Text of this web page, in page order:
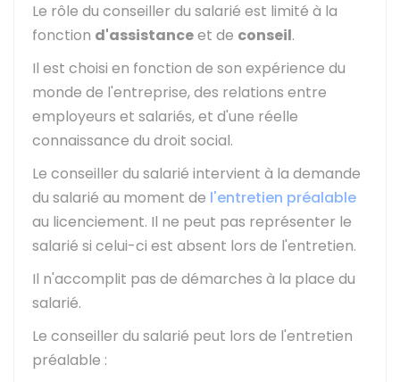
Le rôle du conseiller du salarié est limité à la
fonction d'assistanceet de conseil.
Il est choisi en fonction de son expérience du
monde de l'entreprise, des relations entre
employeurs et salariés, et d'une réelle
connaissance du droit social.
Le conseiller du salarié intervient à la demande
du salarié au moment de l'entretien préalable
au licenciement. Il ne peut pas représenter le
salarié si celui-ci est absent lors de l'entretien.
Il n'accomplit pas de démarches à la place du
salarié.
Le conseiller du salarié peut lors de l'entretien
préalable :